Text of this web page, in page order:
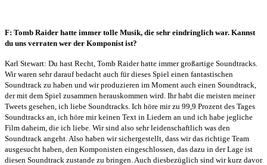
F: Tomb Raider hatte immer tolle Musik, die sehr eindringlich war. Kannst
du uns verraten wer der Komponist ist?
Karl Stewart: Du hast Recht, Tomb Raider hatte immer großartige Soundtracks.
Wir waren sehr darauf bedacht auch für dieses Spiel einen fantastischen
Soundtrack zu haben und wir produzieren im Moment auch einen Soundtrack,
der mit dem Spiel zusammen herauskommen wird. Ihr habt die meisten meiner
Tweets gesehen, ich liebe Soundtracks. Ich höre mir zu 99,9 Prozent des Tages
Soundtracks an, ich höre mir keinen Text in Liedern an und ich habe jegliche
Film daheim, die ich liebe. Wir sind also sehr leidenschaftlich was den
Soundtrack angeht. Also haben wir sichergestellt, dass wir das richtige Team
ausgesucht haben, den Komponisten eingeschlossen, das dazu in der Lage ist
diesen Soundtrack zustande zu bringen. Auch diesbezüglich sind wir kurz davor